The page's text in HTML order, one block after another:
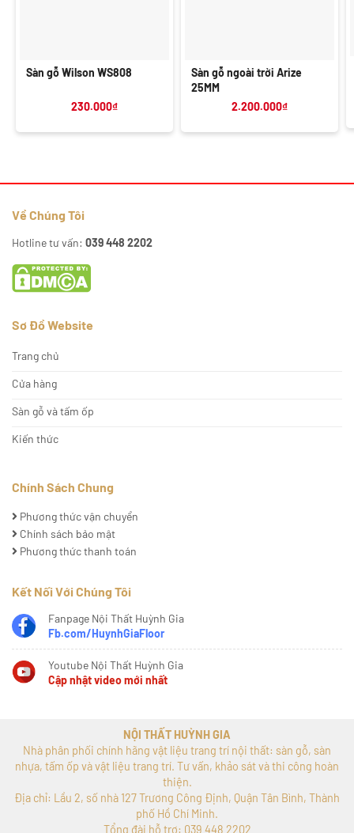
Sàn gỗ Wilson WS808
230.000₫
Sàn gỗ ngoài trời Arize
25MM
2.200.000₫
Về Chúng Tôi
Hotline tư vấn: 039 448 2202
Sơ Đồ Website
Trang chủ
Cửa hàng
Sàn gỗ và tấm ốp
Kiến thức
Chính Sách Chung
Phương thức vận chuyển
Chính sách bảo mật
Phương thức thanh toán
Kết Nối Với Chúng Tôi
Fanpage Nội Thất Huỳnh Gia
Fb.com/HuynhGiaFloor
Youtube Nội Thất Huỳnh Gia
Cập nhật video mới nhất
NỘI THẤT HUỲNH GIA
Nhà phân phối chính hãng vật liệu trang trí nội thất: sàn gỗ, sàn
nhựa, tấm ốp và vật liệu trang trí. Tư vấn, khảo sát và thi công hoàn
thiện.
Địa chỉ: Lầu 2, số nhà 127 Trương Công Định, Quận Tân Bình, Thành
phố Hồ Chí Minh.
Tổng đài hỗ trợ: 039 448 2202